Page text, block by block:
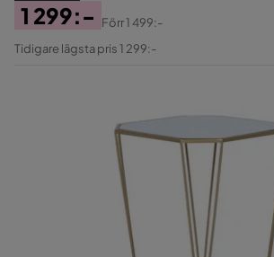
Pris
1 299:-
Original
Förr1 499:-
Tidigare lägsta pris 1 299:-